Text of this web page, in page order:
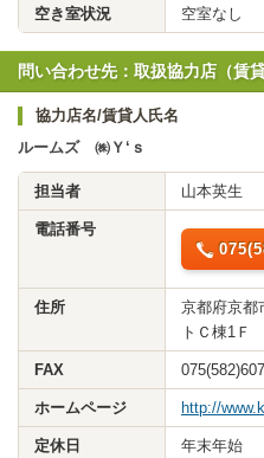
空き室状況 空室なし
問い合わせ先：取扱協力店（賃
協力店名/賃貸人氏名
ルームズ ㈱Ｙ‘ｓ
担当者 山本英生
電話番号
住所
京都府京
トＣ棟1Ｆ
FAX
ホームページ http://
定休日 年末年始